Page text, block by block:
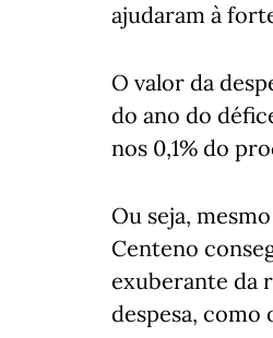
ajudaram à
O valor da
do ano do
nos 0,1% do
Ou seja,
Centeno
exuberante da
despesa,